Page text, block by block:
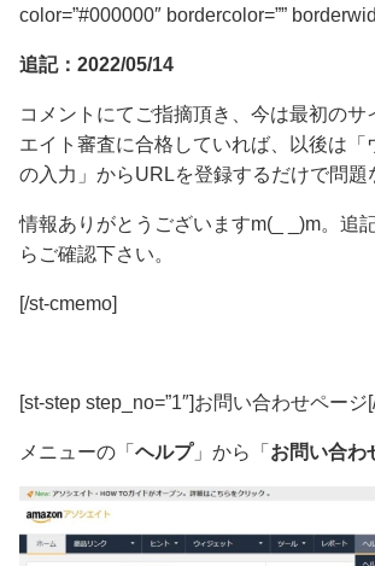
color=”#000000″ bordercolor=””
追記：2022/05/14
コメントにてご指摘頂き、 今は最初のサ
エイト審査に合格していれば、以後は「
の入力」からURLを登録するだけで問題
情報ありがとうございますm(_ _)m。追
らご確認下さい。
[/st-cmemo]
[st-step step_no=”1″]お問い合わせページ
メニューの「 ヘルプ」から「 お問い合わ